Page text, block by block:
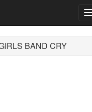
BAND CRY